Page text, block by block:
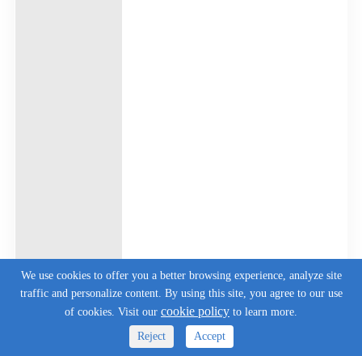
We use cookies to offer you a better browsing experience, analyze site
traffic and personalize content. By using this site, you agree to our use
of cookies. Visit our cookie policy to learn more.
Reject
Accept